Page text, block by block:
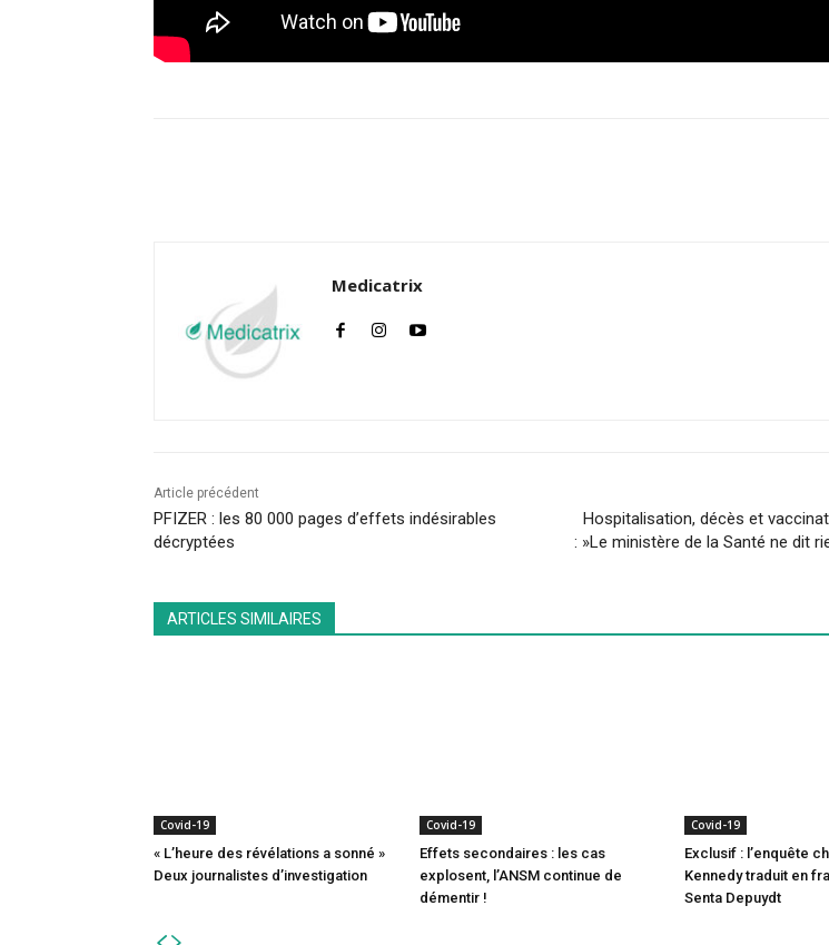
Medicatrix
Article précédent
PFIZER : les 80 000 pages d’effets indésirables
décryptées
Hospitalisation, décès et
: »Le ministère de la Santé ne dit
ARTICLES SIMILAIRES
Covid-19
« L’heure des révélations a sonné »
Deux journalistes d’investigation
Covid-19
Effets secondaires : les cas
explosent, l’ANSM continue de
démentir !
Covid-19
Exclusif : l’enquête
Kennedy traduit en
Senta Depuydt